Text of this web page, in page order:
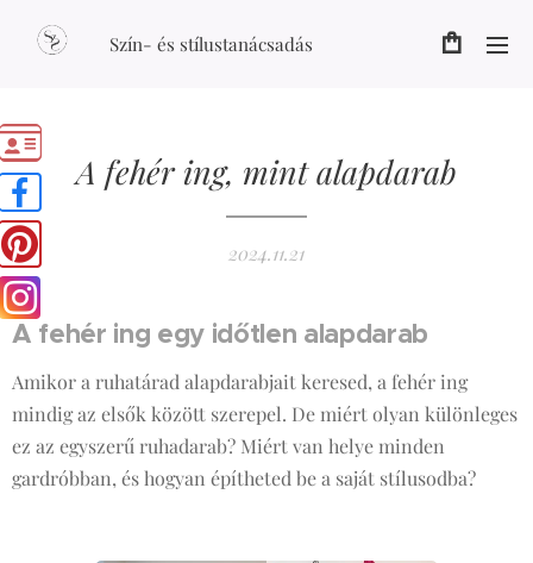
Szín- és stílustanácsadás
A fehér ing, mint alapdarab
2024.11.21
A fehér ing egy időtlen alapdarab
Amikor a ruhatárad alapdarabjait keresed, a fehér ing
mindig az elsők között szerepel. De miért olyan különleges
ez az egyszerű ruhadarab? Miért van helye minden
gardróbban, és hogyan építheted be a saját stílusodba?